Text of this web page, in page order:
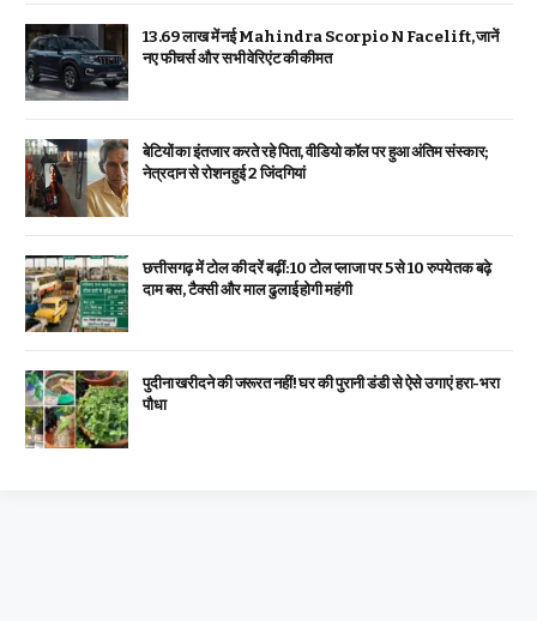
₹13.69 लाख में नई Mahindra Scorpio N Facelift, जानें
नए फीचर्स और सभी वेरिएंट की कीमत
बेटियों का इंतजार करते रहे पिता, वीडियो कॉल पर हुआ अंतिम संस्कार;
नेत्रदान से रोशन हुई 2 जिंदगियां
छत्तीसगढ़ में टोल की दरें बढ़ीं: 10 टोल प्लाजा पर 5 से 10 रुपये तक बढ़े
दाम बस, टैक्सी और माल ढुलाई होगी महंगी
पुदीना खरीदने की जरूरत नहीं! घर की पुरानी डंडी से ऐसे उगाएं हरा-भरा
पौधा